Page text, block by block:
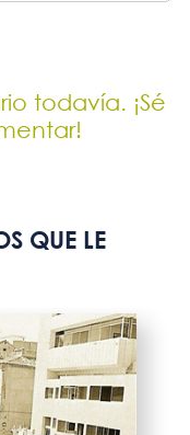
todavía. ¡Sé
QUE LE